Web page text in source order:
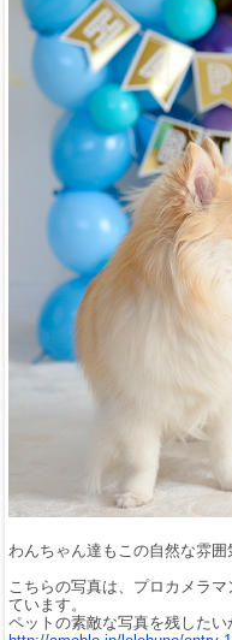
わんちゃん達もこの自然な雰囲
こちらの写真は、プロカメラ
ています。
ペットの素敵な写真を残したい